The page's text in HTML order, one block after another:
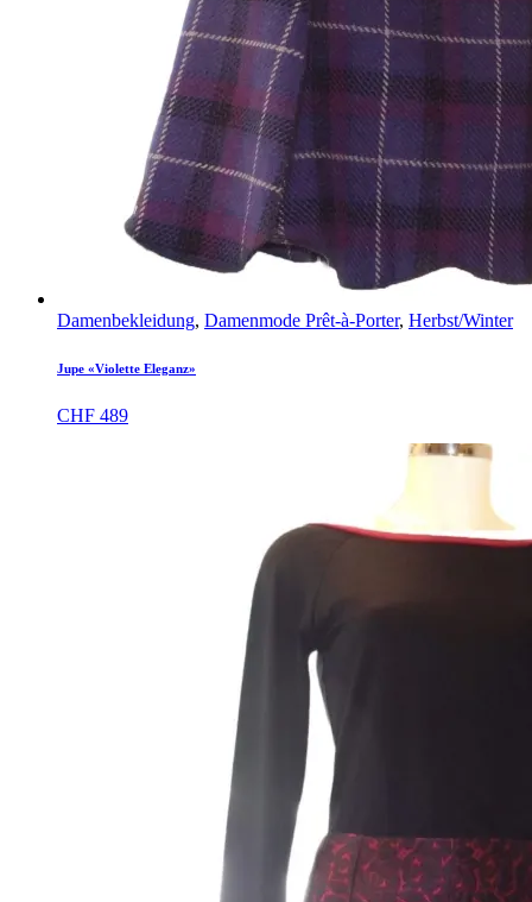
Damenbekleidung, Damenmode Prêt-à-Porter, Herbst/Winter
Jupe «Violette Eleganz»
CHF 489